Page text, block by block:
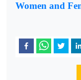
Women and